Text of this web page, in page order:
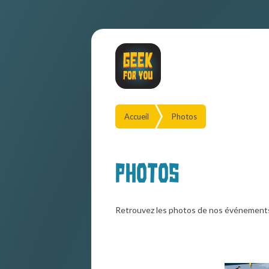
Accueil Photos
Photos
Retrouvez les photos de nos